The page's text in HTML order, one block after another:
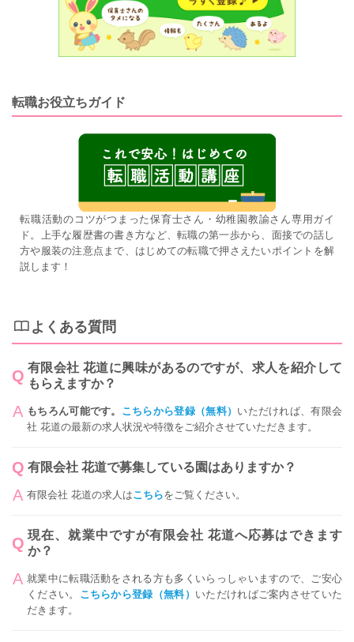
転職お役立ちガイド
転職活動のコツがつまった保育士さん・幼稚園教諭さん専用ガイ
ド。上手な履歴書の書き方など、転職の第一歩から、面接での話し
方や服装の注意点まで、はじめての転職で押さえたいポイントを解
説します！
よくある質問
有限会社 花道に興味があるのですが、求人を紹介して
もらえますか？
もちろん可能です。 こちらから登録（無料） いただければ、有限会
社 花道の最新の求人状況や特徴をご紹介させていただきます。
有限会社 花道で募集している園はありますか？
有限会社 花道の求人はこちらをご覧ください。
現在、就業中ですが有限会社 花道へ応募はできます
か？
就業中に転職活動をされる方も多くいらっしゃいますので、ご安心
ください。 こちらから登録（無料） いただければご案内させていた
だきます。